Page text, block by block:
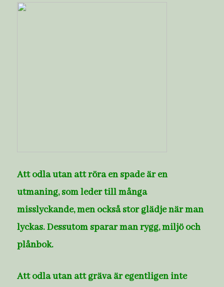
Att odla utan att röra en spade är en
utmaning, som leder till många
misslyckande, men också stor glädje när man
lyckas. Dessutom sparar man rygg, miljö och
plånbok.
Att odla utan att gräva är egentligen inte